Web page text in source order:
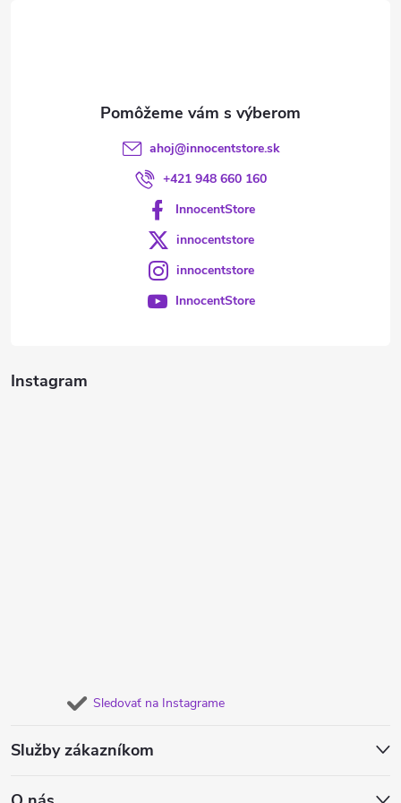
Instagram
Sledovať na Instagrame
Služby zákazníkom
ahoj@innocentstore.sk
+421 948 660 160
InnocentStore
innocentstore
innocentstore
InnocentStore